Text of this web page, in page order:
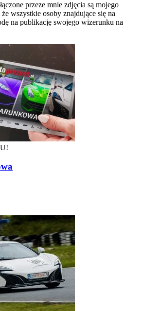
przeze mnie zdjęcia są mojego
wszystkie osoby znajdujące się na
na publikację swojego wizerunku na